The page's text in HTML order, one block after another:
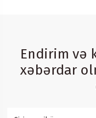
Endirim və
xəbərdar